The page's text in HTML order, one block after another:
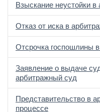
Взыскание неустойки
Отказ от иска в
Отсрочка госпошлины
Заявление о выдаче
арбитражный суд
Представительство в
процессе